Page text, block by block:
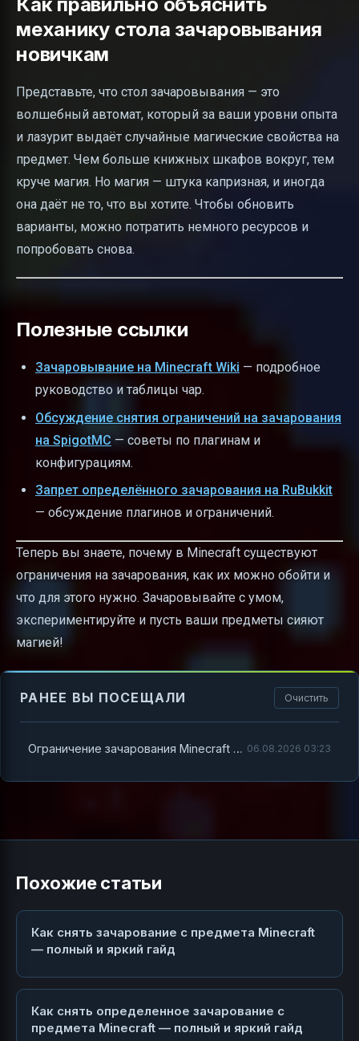
механику стола зачаровывания
новичкам
Представьте, что стол зачаровывания — это
волшебный автомат, который за ваши уровни опыта
и лазурит выдаёт случайные магические свойства на
предмет. Чем больше книжных шкафов вокруг, тем
круче магия. Но магия — штука капризная, и иногда
она даёт не то, что вы хотите. Чтобы обновить
варианты, можно потратить немного ресурсов и
попробовать снова.
Полезные ссылки
Зачаровывание на Minecraft Wiki — подробное
руководство и таблицы чар.
Обсуждение снятия ограничений на зачарования
на SpigotMC — советы по плагинам и
конфигурациям.
Запрет определённого зачарования на RuBukkit
— обсуждение плагинов и ограничений.
Теперь вы знаете, почему в Minecraft существуют
ограничения на зачарования, как их можно обойти и
что для этого нужно. Зачаровывайте с умом,
экспериментируйте и пусть ваши предметы сияют
магией!
РАНЕЕ ВЫ ПОСЕЩАЛИ Очистить
Ограничение зачарования Minecraft почему и как с этим бороться 06.08.2026 03:23
Похожие статьи
Как снять зачарование с предмета Minecraft
— полный и яркий гайд
Как снять определенное зачарование с
предмета Minecraft — полный и яркий гайд